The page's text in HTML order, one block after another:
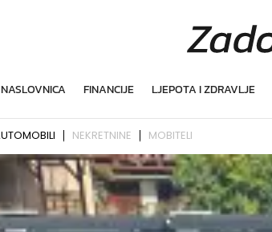
NASLOVNICA FINANCIJE LJEPOTA I ZDRAVLJE